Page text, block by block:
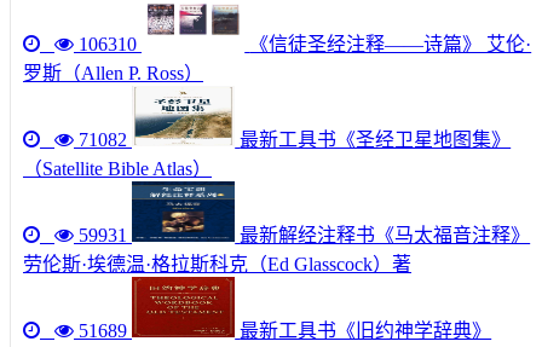
106310
《信徒圣经注释——诗篇》 艾伦·
罗斯（Allen P. Ross）
71082
最新工具书《圣经卫星地图集》
（Satellite Bible Atlas）
59931
最新解经注释书《马太福音注释》
劳伦斯·埃德温·格拉斯科克（Ed Glasscock）著
51689
最新工具书《旧约神学辞典》